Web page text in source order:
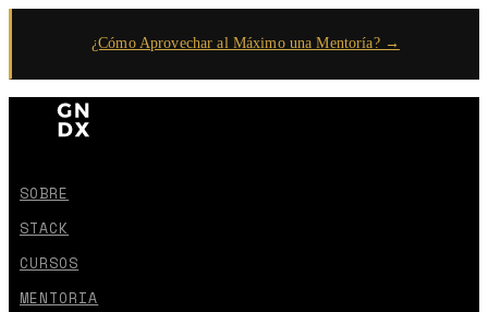
¿Cómo Aprovechar al Máximo una Mentoría? →
SOBRE
STACK
CURSOS
MENTORIA